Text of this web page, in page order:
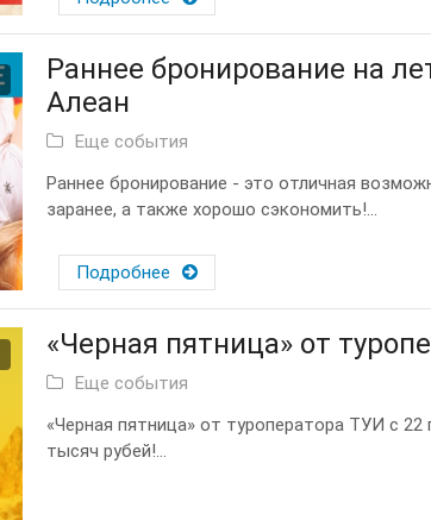
Раннее бронирование на
Алеан
Еще события
Раннее бронирование - это отличная
заранее, а также хорошо сэкономить!...
Подробнее
«Черная пятница» от
Еще события
«Черная пятница» от туроператора ТУИ с
тысяч рубей!...